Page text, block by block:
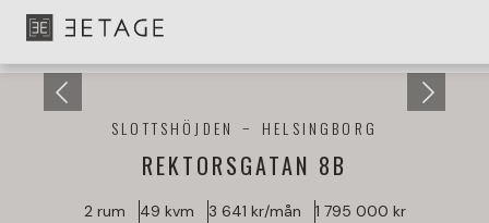
REKTORSGATAN 8B
SLOTTSHÖJDEN HELSINGBORG
2 rum 49 kvm 3 641 kr/mån 1 795 000 kr